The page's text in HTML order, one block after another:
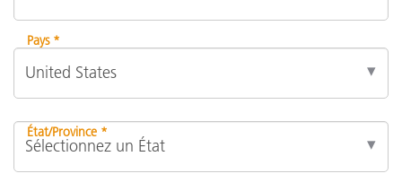
Pays *
État/Province *